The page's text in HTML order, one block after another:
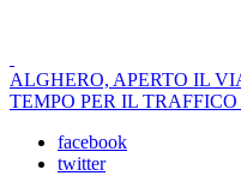
ALGHERO, APERTO IL
TEMPO PER IL
facebook
twitter